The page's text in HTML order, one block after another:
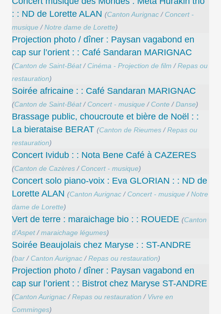
: : ND de Lorette ALAN (Canton Aurignac / Concert -
musique /Notre dame de Lorette)
Projection photo / dîner : Paysan vagabond en
cap sur l’orient : : Café Sandaran MARIGNAC
(Canton de Saint-Béat/ Cinéma - Projection de film /Repas ou
restauration)
Soirée africaine : : Café Sandaran MARIGNAC
(Canton de Saint-Béat/ Concert - musique / Conte /Danse)
Brassage public, choucroute et bière de Noël : :
La bierataise BERAT (Canton de Rieumes /Repas ou
restauration)
Concert Ividub : : Nota Bene Café à CAZERES
(Canton de Cazères / Concert - musique)
Concert solo piano-voix : Eva GLORIAN : : ND de
Lorette ALAN (Canton Aurignac / Concert - musique /Notre
dame de Lorette)
Vert de terre : maraichage bio : : ROUEDE (Canton
d’Aspet/maraichage légumes)
Soirée Beaujolais chez Maryse : : ST-ANDRE
(bar / Canton Aurignac /Repas ou restauration)
Projection photo / dîner : Paysan vagabond en
cap sur l’orient : : Bistrot chez Maryse ST-ANDRE
(Canton Aurignac /Repas ou restauration / Vivre en
Comminges)